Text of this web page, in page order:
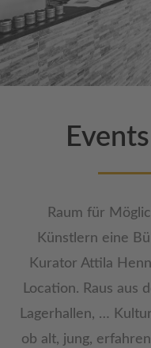
Raum für
Künstlern eine
Kurator Attila
Location. Raus aus
Lagerhallen, …
ob alt, jung,